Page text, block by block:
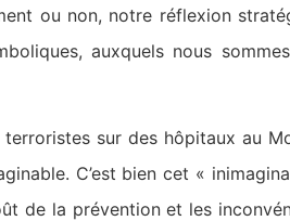
ou non, notre réflexion
auxquels nous
sur des hôpitaux au
C’est bien cet «
de la prévention et les